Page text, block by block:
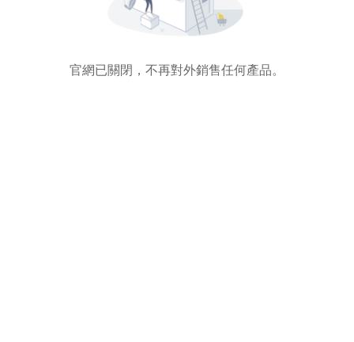
官網已關閉，不再對外銷售任何產品。